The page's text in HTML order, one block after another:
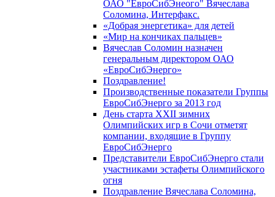
ОАО "ЕвроСибЭнеого" Вячеслава
Соломина, Интерфакс.
«Добрая энергетика» для детей
«Мир на кончиках пальцев»
Вячеслав Соломин назначен
генеральным директором ОАО
«ЕвроСибЭнерго»
Поздравление!
Производственные показатели Группы
ЕвроСибЭнерго за 2013 год
День старта XXII зимних
Олимпийских игр в Сочи отметят
компании, входящие в Группу
ЕвроСибЭнерго
Представители ЕвроСибЭнерго стали
участниками эстафеты Олимпийского
огня
Поздравление Вячеслава Соломина,